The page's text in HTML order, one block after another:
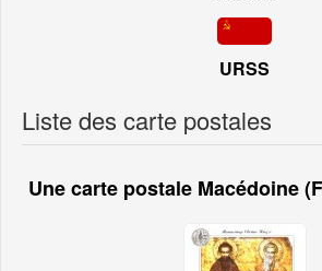
URSS
Liste des carte postales
Une carte postale Macédoine